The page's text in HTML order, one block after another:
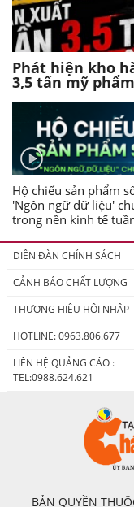
Phát hiện kho
3,5 tấn mỹ
Hộ chiếu sản phẩm
'Ngôn ngữ dữ liệu'
trong nền kinh tế
DIỄN ĐÀN CHÍNH SÁCH
CẢNH BÁO CHẤT LƯỢNG
THƯƠNG HIỆU HỘI NHẬP
HOTLINE: 0963.806.677
LIÊN HỆ QUẢNG CÁO :
TEL:0988.624.621
BẢN QUYỀN